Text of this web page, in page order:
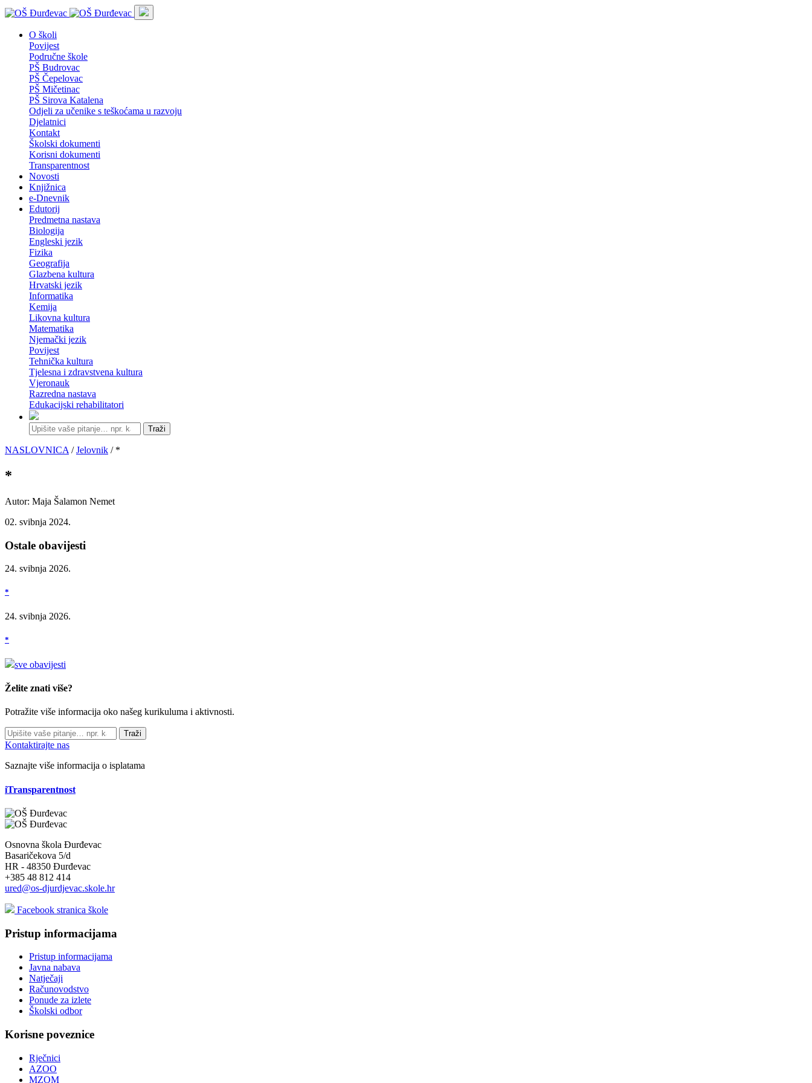
O školi
Povijest
Područne škole
PŠ Budrovac
PŠ Čepelovac
PŠ Mičetinac
PŠ Sirova Katalena
Odjeli za učenike s teškoćama u razvoju
Djelatnici
Kontakt
Školski dokumenti
Korisni dokumenti
Transparentnost
Novosti
Knjižnica
e-Dnevnik
Edutorij
Predmetna nastava
Biologija
Engleski jezik
Fizika
Geografija
Glazbena kultura
Hrvatski jezik
Informatika
Kemija
Likovna kultura
Matematika
Njemački jezik
Povijest
Tehnička kultura
Tjelesna i zdravstvena kultura
Vjeronauk
Razredna nastava
Edukacijski rehabilitatori
Traži
NASLOVNICA /Jelovnik / *
*
Autor: Maja Šalamon Nemet
02. svibnja 2024.
Ostale obavijesti
24. svibnja 2026.
*
24. svibnja 2026.
*
sve obavijesti
Želite znati više?
Potražite više informacija oko našeg kurikuluma i aktivnosti.
Traži
Kontaktirajte nas
Saznajte više informacija o isplatama
iTransparentnost
Osnovna škola Đurđevac
Basaričekova 5/d
HR - 48350 Đurđevac
+385 48 812 414
ured@os-djurdjevac.skole.hr
Facebook stranica škole
Pristup informacijama
Pristup informacijama
Javna nabava
Natječaji
Računovodstvo
Ponude za izlete
Školski odbor
Korisne poveznice
Rječnici
AZOO
MZOM